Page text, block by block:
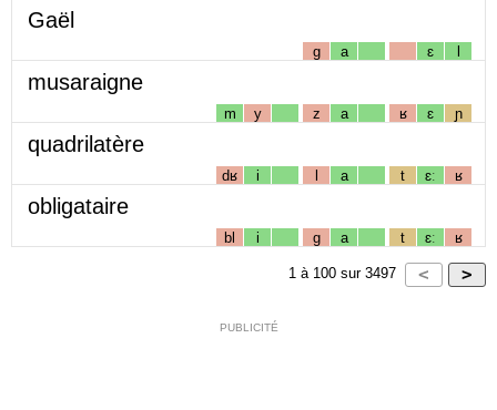
Gaël
g a ɛ l
musaraigne
m y z a ʁ ɛ ɲ
quadrilatère
dʁ i l a t ɛː ʁ
obligataire
bl i g a t ɛː ʁ
1 à 100 sur 3497
PUBLICITÉ